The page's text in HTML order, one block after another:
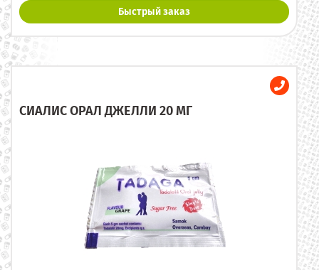
Быстрый заказ
СИАЛИС ОРАЛ ДЖЕЛЛИ 20 МГ